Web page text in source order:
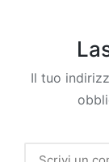
Il tuo